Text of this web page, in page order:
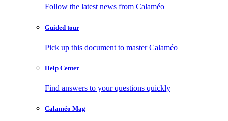
Follow the latest news from Calaméo
Guided tour
Pick up this document to master Calaméo
Help Center
Find answers to your questions quickly
Calaméo Mag